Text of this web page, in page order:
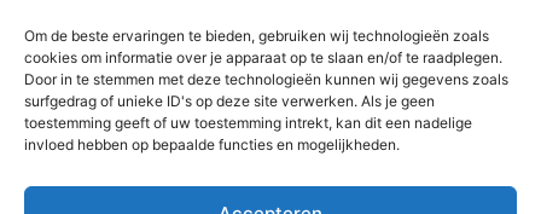
Om de beste ervaringen te bieden, gebruiken wij technologieën zoals
cookies om informatie over je apparaat op te slaan en/of te raadplegen.
Door in te stemmen met deze technologieën kunnen wij gegevens zoals
surfgedrag of unieke ID's op deze site verwerken. Als je geen
toestemming geeft of uw toestemming intrekt, kan dit een nadelige
invloed hebben op bepaalde functies en mogelijkheden.
085 047 82 85
Wittevrouwensingel 1
3581 GA Utrecht